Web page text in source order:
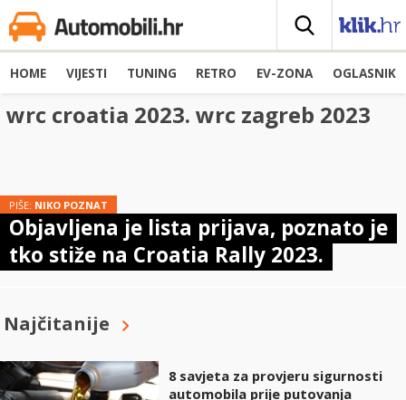
HOME VIJESTI TUNING RETRO EV-ZONA OGLASNIK
wrc croatia 2023. wrc zagreb 2023
PIŠE: NIKO POZNAT
Objavljena je lista prijava, poznato je
tko stiže na Croatia Rally 2023.
Najčitanije
8 savjeta za provjeru sigurnosti
automobila prije putovanja